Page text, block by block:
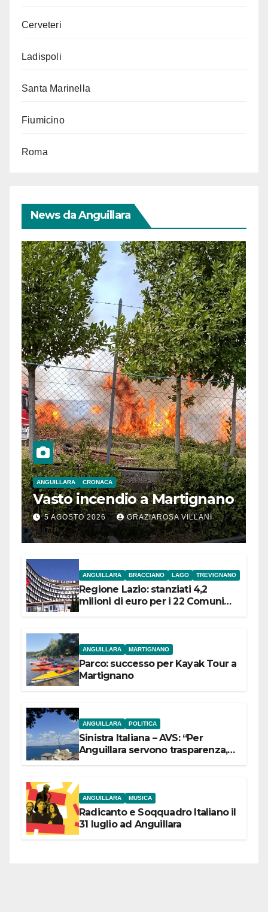
Cerveteri
Ladispoli
Santa Marinella
Fiumicino
Roma
News da Anguillara
ANGUILLARA CRONACA
Vasto incendio a Martignano
5 AGOSTO 2026 GRAZIAROSA VILLANI
ANGUILLARA BRACCIANO LAGO TREVIGNANO
Regione Lazio: stanziati 4,2
milioni di euro per i 22 Comuni
ANGUILLARA MARTIGNANO
Parco: successo per Kayak Tour a
Martignano
ANGUILLARA POLITICA
Sinistra Italiana – AVS: “Per
Anguillara servono trasparenza,
ANGUILLARA MUSICA
Radicanto e Soqquadro Italiano il
31 luglio ad Anguillara